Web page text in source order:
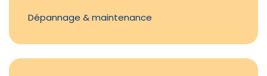
Dépannage & maintenance